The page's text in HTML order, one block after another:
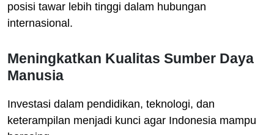
posisi tawar lebih tinggi dalam hubungan
internasional.
Meningkatkan Kualitas Sumber Daya
Manusia
Investasi dalam pendidikan, teknologi, dan
keterampilan menjadi kunci agar Indonesia mampu